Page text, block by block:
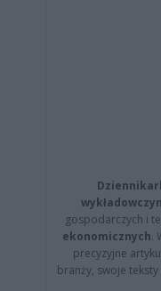
gospodarczych i
ekonomicznych.
precyzyjne
branży, swoje